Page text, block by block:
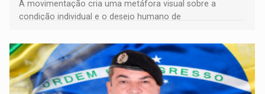
A movimentação cria uma metáfora visual sobre a
condição individual e o desejo humano de